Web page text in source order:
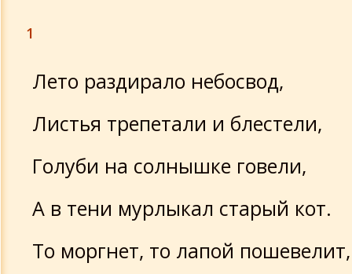
1
Лето раздирало небосвод,
Листья трепетали и блестели,
Голуби на солнышке говели,
А в тени мурлыкал старый кот.
То моргнет, то лапой пошевелит,